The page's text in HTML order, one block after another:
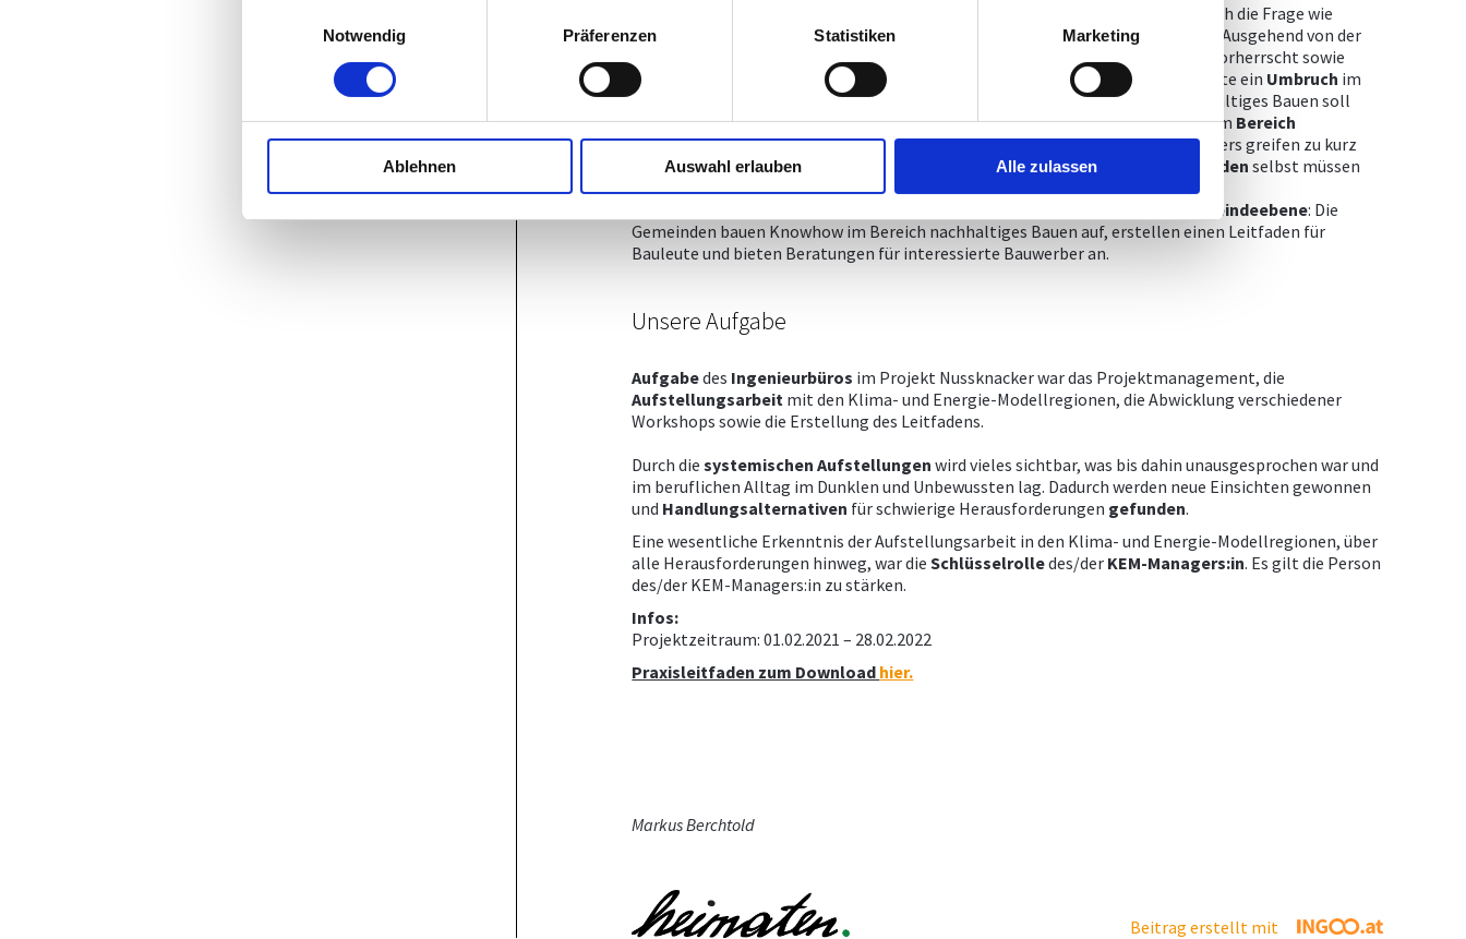
Notwendig
Präferenzen Statistiken Marketing
Ablehnen Auswahl erlauben Alle zulassen
stellte sich die Frage wie
nachhaltiges Bauen in der Region zu einer Selbstverständlichkeit werden kann. Ausgehend von der
vorherrscht sowie
energieintensive, wenig umweltfreundliche Materialien verwendet werden, sollte ein Umbruch im
Bewusstsein
und damit einhergehend in der Baukultur erreicht werden. Nachhaltiges Bauen soll
modern, attraktiv und trendy sein und regionale Unternehmen die Leistungen im Bereich
nachhaltigesBauenanbieten, sollen profitieren. Die Vorgaben des Gesetzgebers greifen zu kurz
und sind immer einen Schritt hinter der gewünschten Entwicklung. Die
Gemeinden selbst müssen
alsoaktivwerden und Nachhaltiges Bauen in ihrem Wirkungsbereich forcieren.
Gemeindeebene: Die
Gemeinden bauen Knowhow im Bereich nachhaltiges Bauen auf, erstellen einen Leitfaden für
Bauleute und bieten Beratungen für interessierte Bauwerber an.
Unsere Aufgabe
Aufgabedes Ingenieurbüros im Projekt Nussknacker war das Projektmanagement, die
Aufstellungsarbeit mit den Klima- und Energie-Modellregionen, die Abwicklung verschiedener
Workshops sowie die Erstellung des Leitfadens.
Durch diesystemischen Aufstellungen wird vieles sichtbar, was bis dahin unausgesprochen war und
im beruflichen Alltag im Dunklen und Unbewussten lag. Dadurch werden neue Einsichten gewonnen
und Handlungsalternativen für schwierige Herausforderungen gefunden.
Eine wesentliche Erkenntnis der Aufstellungsarbeit in den Klima- und Energie-Modellregionen, über
alle Herausforderungen hinweg, war dieSchlüsselrolledes/der KEM-Managers:in. Es gilt die Person
des/der KEM-Managers:in zu stärken.
Infos:
Projektzeitraum: 01.02.2021 – 28.02.2022
Praxisleitfaden zum Download hier.
Markus Berchtold
Beitrag erstellt mit